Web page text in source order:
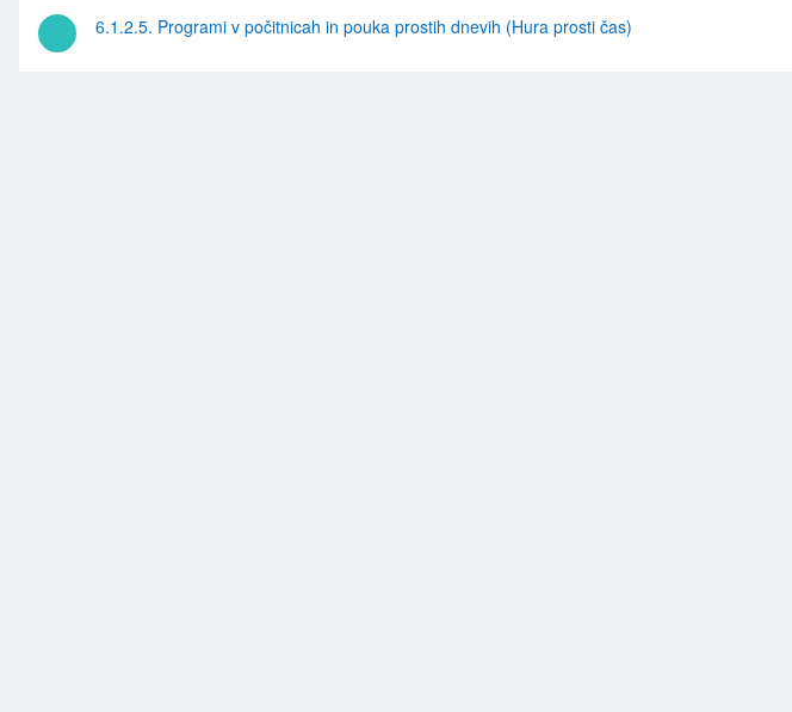
6.1.2.5. Programi v počitnicah in pouka prostih dnevih (Hura prosti čas)